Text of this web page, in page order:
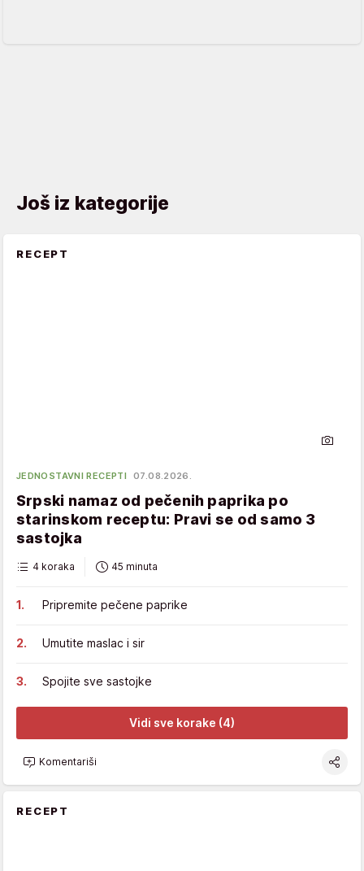
Još iz kategorije
RECEPT
JEDNOSTAVNI RECEPTI 07.08.2026.
Srpski namaz od pečenih paprika po
starinskom receptu: Pravi se od samo 3
sastojka
4 koraka 45 minuta
Pripremite pečene paprike
Umutite maslac i sir
Spojite sve sastojke
Vidi sve korake (4)
Komentariši
RECEPT